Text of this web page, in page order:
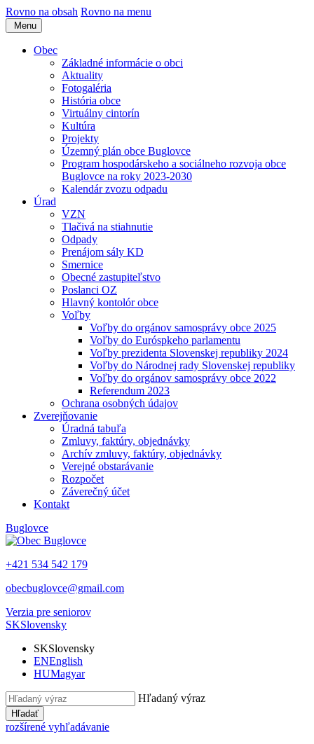
Rovno na obsah Rovno na menu
Menu
Obec
Základné informácie o obci
Aktuality
Fotogaléria
História obce
Virtuálny cintorín
Kultúra
Projekty
Územný plán obce Buglovce
Program hospodárskeho a sociálneho rozvoja obce
Buglovce na roky 2023-2030
Kalendár zvozu odpadu
Úrad
VZN
Tlačivá na stiahnutie
Odpady
Prenájom sály KD
Smernice
Obecné zastupiteľstvo
Poslanci OZ
Hlavný kontolór obce
Voľby
Voľby do orgánov samosprávy obce 2025
Voľby do Euróspkeho parlamentu
Voľby prezidenta Slovenskej republiky 2024
Voľby do Národnej rady Slovenskej republiky
Voľby do orgánov samosprávy obce 2022
Referendum 2023
Ochrana osobných údajov
Zverejňovanie
Úradná tabuľa
Zmluvy, faktúry, objednávky
Archív zmluvy, faktúry, objednávky
Verejné obstarávanie
Rozpočet
Záverečný účet
Kontakt
Buglovce
+421 534 542 179
obecbuglovce@gmail.com
Verzia pre seniorov
SKSlovensky
SKSlovensky
ENEnglish
HUMagyar
Hľadaný výraz
Hľadať
rozšírené vyhľadávanie